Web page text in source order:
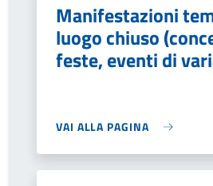
Manifestazioni
luogo chiuso
feste, eventi di
VAI ALLA PAGINA